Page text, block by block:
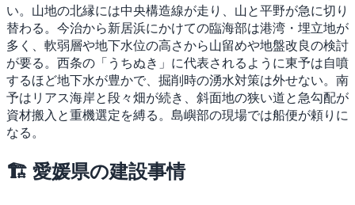
い。山地の北縁には中央構造線が走り、山と平野が急に切り
替わる。今治から新居浜にかけての臨海部は港湾・埋立地が
多く、軟弱層や地下水位の高さから山留めや地盤改良の検討
が要る。西条の「うちぬき」に代表されるように東予は自噴
するほど地下水が豊かで、掘削時の湧水対策は外せない。南
予はリアス海岸と段々畑が続き、斜面地の狭い道と急勾配が
資材搬入と重機選定を縛る。島嶼部の現場では船便が頼りに
なる。
🏗 愛媛県の建設事情